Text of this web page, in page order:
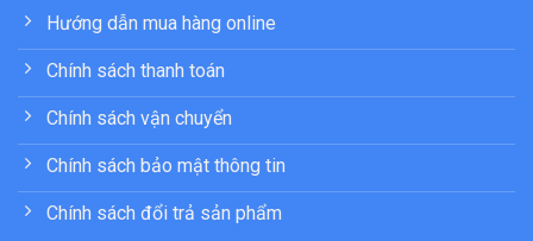
Hướng dẫn mua hàng online
Chính sách thanh toán
Chính sách vận chuyển
Chính sách bảo mật thông tin
Chính sách đổi trả sản phẩm